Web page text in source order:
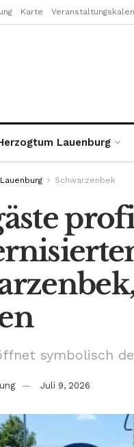
Karte
Lauenburg
Schwarzenbek
symbolisch
Juli 9, 2026